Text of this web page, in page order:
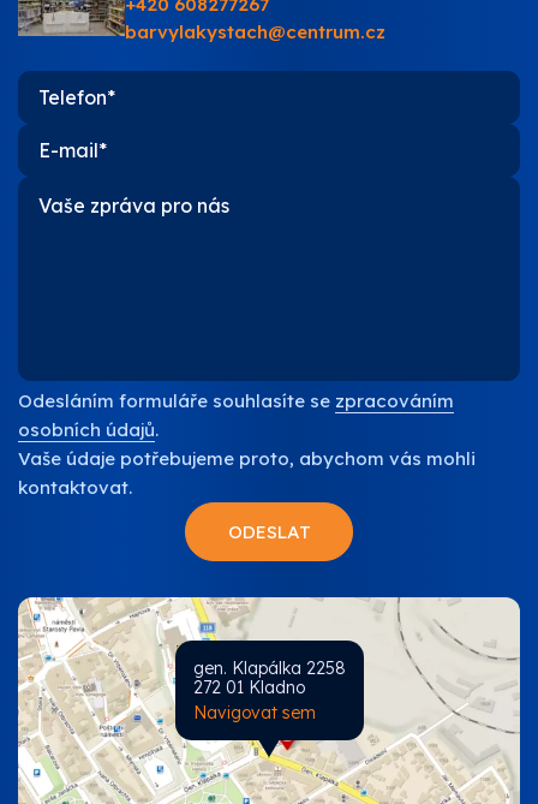
barvylakystach@centrum.cz
Odesláním formuláře souhlasíte se zpracováním
osobních údajů.
Vaše údaje potřebujeme proto, abychom vás mohli
kontaktovat.
gen. Klapálka 2258
272 01 Kladno
Navigovat sem